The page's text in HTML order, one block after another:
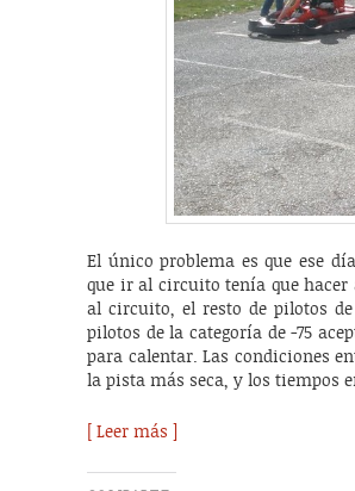
El único problema es que ese
que ir al circuito tenía que hacer
al circuito, el resto de pilotos
pilotos de la categoría de -75
para calentar. Las condiciones
la pista más seca, y los tiempos
[ Leer más ]